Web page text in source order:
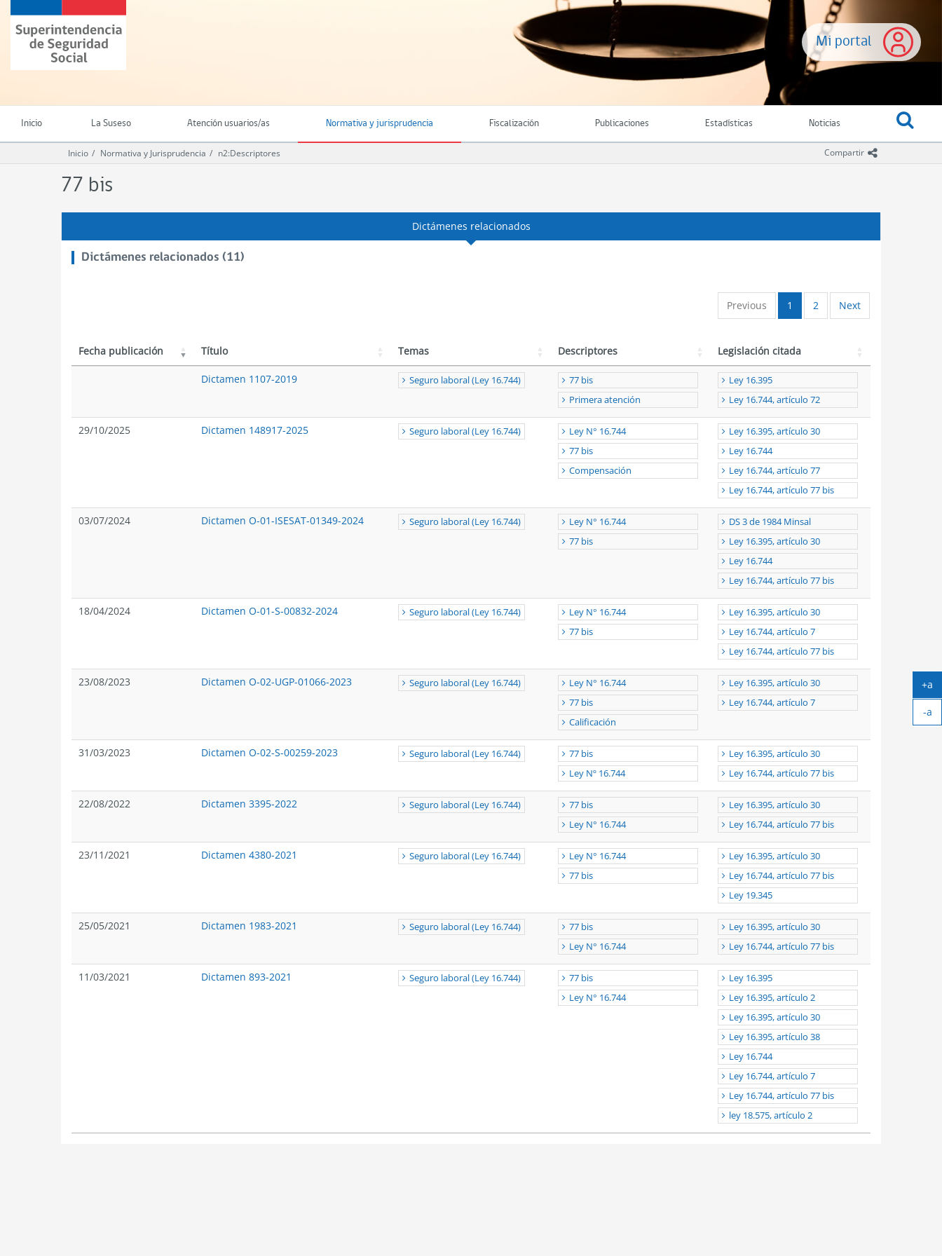
contenido
principal
Mi portal
Superintendencia
de
Seguridad
(SUSESO)
Chile
Inicio La Suseso Atención usuarios/as Normativa y jurisprudencia Fiscalización Publicaciones Estadísticas Noticias
Compartir icono
Inicio Normativa y Jurisprudencia n2:Descriptores
77 bis
Dictámenes relacionados
Dictámenes relacionados (11)
Previous 1 2 Next
Fecha publicación Título Temas Descriptores Legislación citada
Dictamen 1107-2019 Seguro laboral (Ley 16.744)
77 bis
Primera atención
Ley 16.395
Ley 16.744, artículo 72
29/10/2025 Dictamen 148917-2025 Seguro laboral (Ley 16.744)
Ley N° 16.744
77 bis
Compensación
Ley 16.395, artículo 30
Ley 16.744
Ley 16.744, artículo 77
Ley 16.744, artículo 77 bis
03/07/2024 Dictamen O-01-ISESAT-01349-2024 Seguro laboral (Ley 16.744)
Ley N° 16.744
77 bis
DS 3 de 1984 Minsal
Ley 16.395, artículo 30
Ley 16.744
Ley 16.744, artículo 77 bis
18/04/2024 Dictamen O-01-S-00832-2024 Seguro laboral (Ley 16.744)
Ley N° 16.744
77 bis
Ley 16.395, artículo 30
Ley 16.744, artículo 7
Ley 16.744, artículo 77 bis
23/08/2023 Dictamen O-02-UGP-01066-2023 Seguro laboral (Ley 16.744)
Ley N° 16.744
77 bis
Calificación
Ley 16.395, artículo 30
Ley 16.744, artículo 7
31/03/2023 Dictamen O-02-S-00259-2023 Seguro laboral (Ley 16.744)
77 bis
Ley Nº 16.744
Ley 16.395, artículo 30
Ley 16.744, artículo 77 bis
22/08/2022 Dictamen 3395-2022 Seguro laboral (Ley 16.744)
77 bis
Ley N° 16.744
Ley 16.395, artículo 30
Ley 16.744, artículo 77 bis
23/11/2021 Dictamen 4380-2021 Seguro laboral (Ley 16.744)
Ley N° 16.744
77 bis
Ley 16.395, artículo 30
Ley 16.744, artículo 77 bis
Ley 19.345
25/05/2021 Dictamen 1983-2021 Seguro laboral (Ley 16.744)
77 bis
Ley N° 16.744
Ley 16.395, artículo 30
Ley 16.744, artículo 77 bis
11/03/2021 Dictamen 893-2021 Seguro laboral (Ley 16.744)
77 bis
Ley N° 16.744
Ley 16.395
Ley 16.395, artículo 2
Ley 16.395, artículo 30
Ley 16.395, artículo 38
Ley 16.744
Ley 16.744, artículo 7
Ley 16.744, artículo 77 bis
ley 18.575, artículo 2
+a
-a